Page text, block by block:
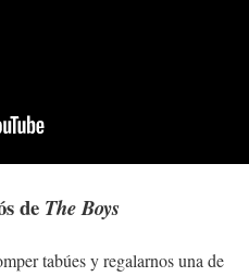
de The Boys
tabúes y regalarnos una de